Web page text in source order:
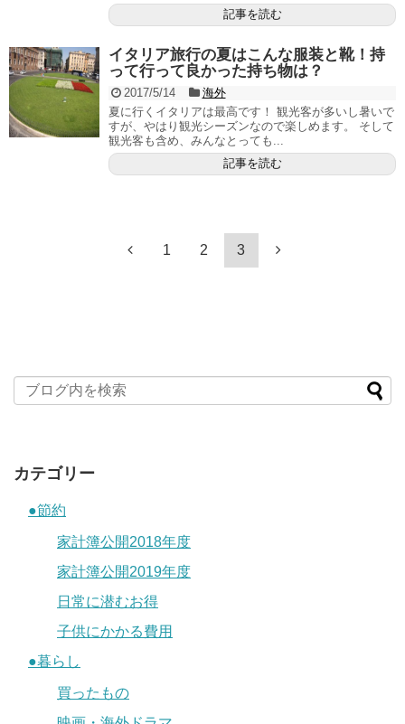
記事を読む
イタリア旅行の夏はこんな服装と靴！持
って行って良かった持ち物は？
2017/5/14
海外
夏に行くイタリアは最高です！ 観光客が多いし暑いで
すが、やはり観光シーズンなので楽しめます。 そして
観光客も含め、みんなとっても...
記事を読む
1 2 3
カテゴリー
●節約
家計簿公開2018年度
家計簿公開2019年度
日常に潜むお得
子供にかかる費用
●暮らし
買ったもの